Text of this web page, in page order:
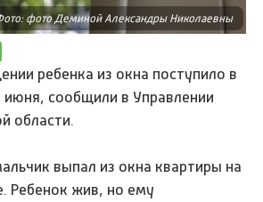
фото Деминой Александры Николаевны
ребенка из окна поступило в
сообщили в Управлении
области.
выпал из окна квартиры на
Ребенок жив, но ему